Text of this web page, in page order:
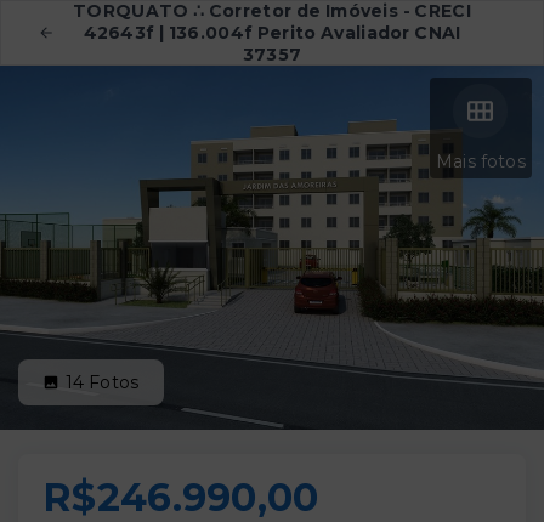
TORQUATO ∴ Corretor de Imóveis - CRECI
42643f | 136.004f Perito Avaliador CNAI
37357
Mais fotos
14 Fotos
R$246.990,00